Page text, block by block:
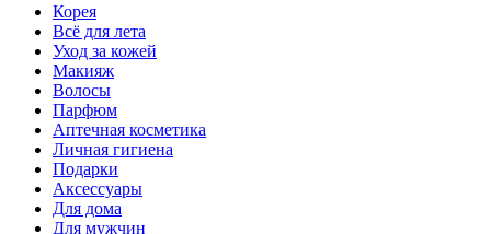
Корея
Всё для лета
Уход за кожей
Макияж
Волосы
Парфюм
Аптечная косметика
Личная гигиена
Подарки
Аксессуары
Для дома
Для мужчин